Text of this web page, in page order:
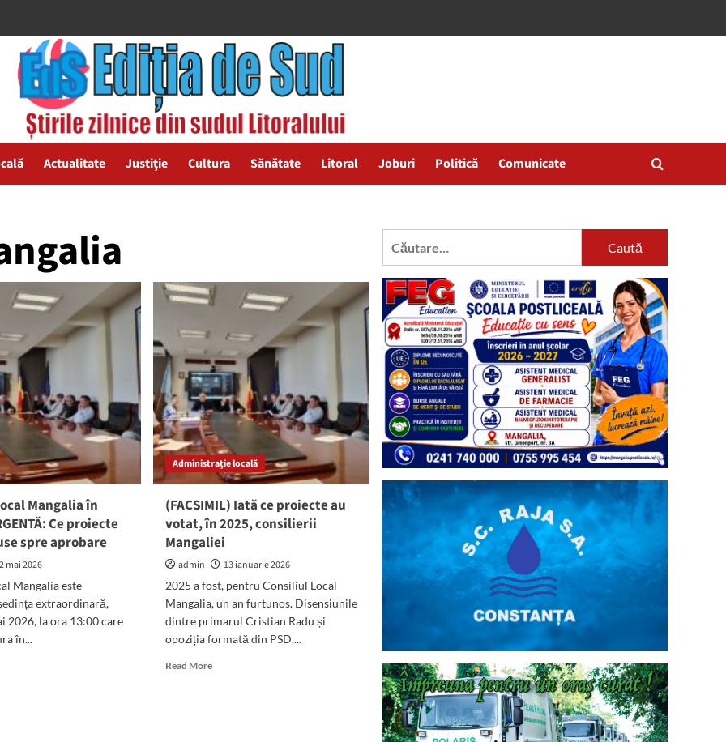
Actualitate Justiție Cultura Sănătate Litoral Joburi Politică Comunicate
Mangalia în
Ce proiecte
spre aprobare
mai 2026
Mangalia este
extraordinară,
2026, la ora 13:00 care
în...
Administrație locală
(FACSIMIL) Iată ce proiecte au
votat, în 2025, consilierii
Mangaliei
admin
13 ianuarie 2026
2025 a fost, pentru Consiliul Local
Mangalia, un an furtunos. Disensiunile
dintre primarul Cristian Radu și
opoziția formată din PSD,...
Read MoreRead
Caută